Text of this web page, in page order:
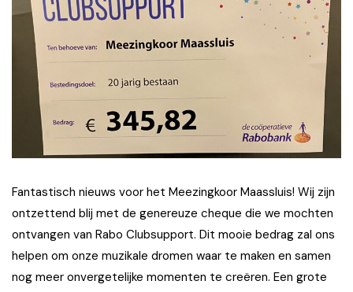
Fantastisch nieuws voor het Meezingkoor Maassluis! Wij zijn
ontzettend blij met de genereuze cheque die we mochten
ontvangen van Rabo Clubsupport. Dit mooie bedrag zal ons
helpen om onze muzikale dromen waar te maken en samen
nog meer onvergetelijke momenten te creëren. Een grote